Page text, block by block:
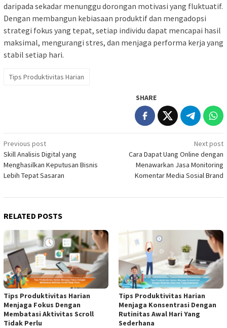
daripada sekadar menunggu dorongan motivasi yang fluktuatif.
Dengan membangun kebiasaan produktif dan mengadopsi
strategi fokus yang tepat, setiap individu dapat mencapai hasil
maksimal, mengurangi stres, dan menjaga performa kerja yang
stabil setiap hari.
Tips Produktivitas Harian
SHARE
Post
navigation
Previous post
Skill Analisis Digital yang
Menghasilkan Keputusan Bisnis
Lebih Tepat Sasaran
Next post
Cara Dapat Uang Online dengan
Menawarkan Jasa Monitoring
Komentar Media Sosial Brand
RELATED POSTS
Tips Produktivitas Harian
Menjaga Fokus Dengan
Membatasi Aktivitas Scroll
Tidak Perlu
Tips Produktivitas Harian
Menjaga Konsentrasi Dengan
Rutinitas Awal Hari Yang
Sederhana